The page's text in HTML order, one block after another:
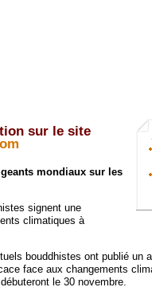
sur le site
mondiaux sur les
signent une
climatiques à
bouddhistes ont publié un
face aux changements
le 30 novembre.